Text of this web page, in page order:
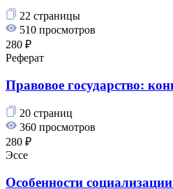
22 страницы
510 просмотров
280 ₽
Реферат
Правовое государство:
20 страниц
360 просмотров
280 ₽
Эссе
Особенности